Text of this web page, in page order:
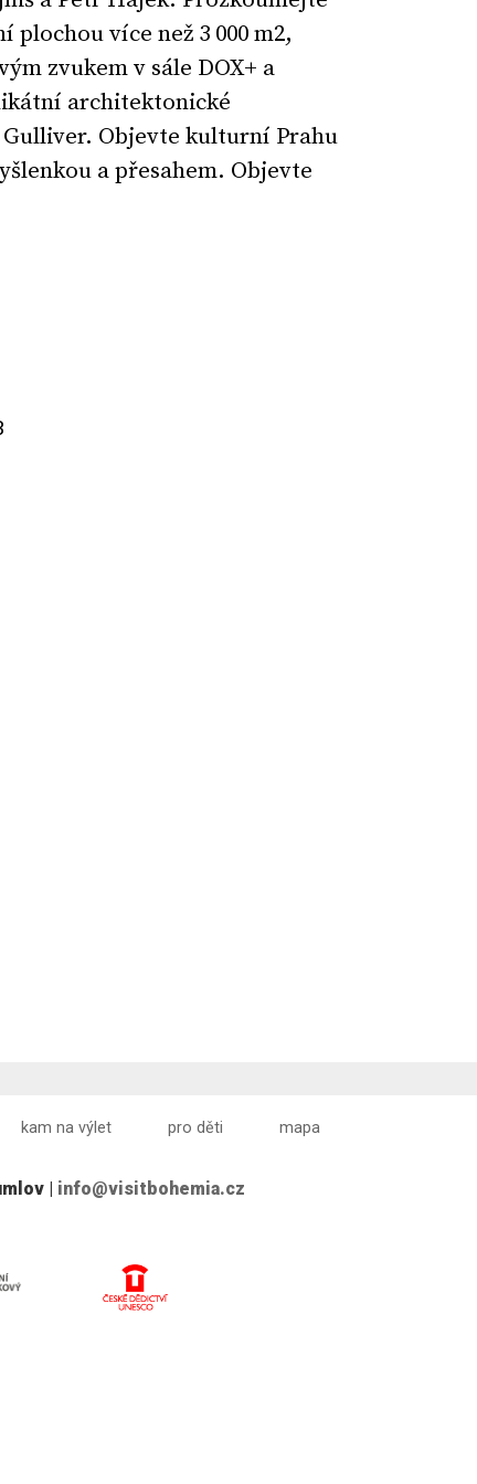
více než 3 000 m2,
zvukem v sále DOX+ a
architektonické
Objevte kulturní Prahu
a přesahem. Objevte
kam na výlet pro děti mapa
| info@visitbohemia.cz